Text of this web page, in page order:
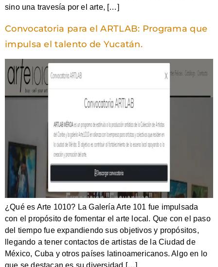
sino una travesía por el arte, […]
Convocatoria para el ARTLAB: Programa que
impulsa el talento de Yucatán.
¿Qué es Arte 1010? La Galería Arte 101 fue impulsada
con el propósito de fomentar el arte local. Que con el paso
del tiempo fue expandiendo sus objetivos y propósitos,
llegando a tener contactos de artistas de la Ciudad de
México, Cuba y otros países latinoamericanos. Algo en lo
que se destacan es su diversidad […]